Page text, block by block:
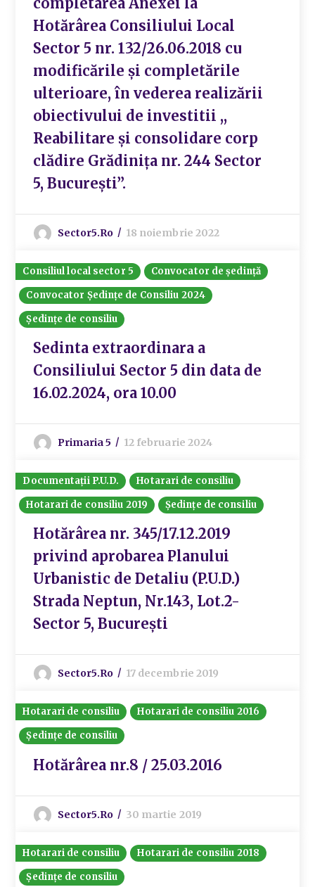
Hotărârea Consiliului Local
Sector 5 nr. 132/26.06.2018 cu
modificările și completările
ulterioare, în vederea realizării
obiectivului de investitii ,,
Reabilitare și consolidare corp
clădire Grădinița nr. 244 Sector
5, București”.
Sector5.ro 18 noiembrie 2022
Consiliul local sector 5
Convocator de ședință
Convocator Ședințe de Consiliu 2024
Ședințe de consiliu
Sedinta extraordinara a
Consiliului Sector 5 din data de
16.02.2024, ora 10.00
Primaria 5 12 februarie 2024
Documentații P.U.D.
Hotarari de consiliu
Hotarari de consiliu 2019
Ședințe de consiliu
Hotărârea nr. 345/17.12.2019
privind aprobarea Planului
Urbanistic de Detaliu (P.U.D.)
Strada Neptun, Nr.143, Lot.2-
Sector 5, București
Sector5.ro 17 decembrie 2019
Hotarari de consiliu
Hotarari de consiliu 2016
Ședințe de consiliu
Hotărârea nr.8 / 25.03.2016
Sector5.ro 30 martie 2019
Hotarari de consiliu
Hotarari de consiliu 2018
Ședințe de consiliu